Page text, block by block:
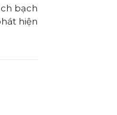
bạch
hiện